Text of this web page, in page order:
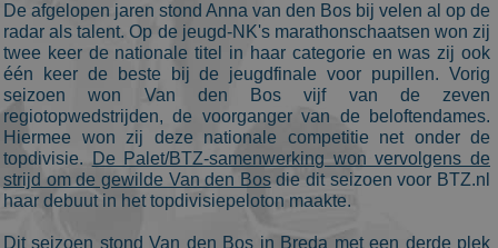
De afgelopen jaren stond Anna van den Bos bij velen al op de
radar als talent. Op de jeugd-NK's marathonschaatsen won zij
twee keer de nationale titel in haar categorie en was zij ook
één keer de beste bij de jeugdfinale voor pupillen. Vorig
seizoen won Van den Bos vijf van de zeven
regiotopwedstrijden, de voorganger van de beloftendames.
Hiermee won zij deze nationale competitie net onder de
topdivisie.
De Palet/BTZ-samenwerking won vervolgens de
strijd om de gewilde Van den Bosdie dit seizoen voor BTZ.nl
haar debuut in het topdivisiepeloton maakte.
Dit seizoen stond Van den Bos in Breda met een derde plek
bezoekers de website gebruiken, bijv. analytische
cookies. Deze cookies kunnen niet worden gebruikt om
een bepaalde bezoeker direct te identificeren.
Naam
Aanbieder/
Domein
Vervaldatum
_ga
Google LLC
.schaatspeloton.nl
1 jaar 1
maand
This cookie
name is
asssociated
with Google
Universal
significant